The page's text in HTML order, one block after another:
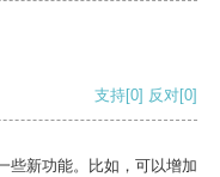
支持[0] 反对[0]
些新功能。比如，可以增加